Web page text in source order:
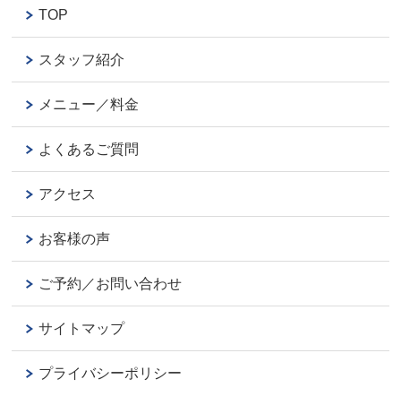
TOP
スタッフ紹介
メニュー／料金
よくあるご質問
アクセス
お客様の声
ご予約／お問い合わせ
サイトマップ
プライバシーポリシー